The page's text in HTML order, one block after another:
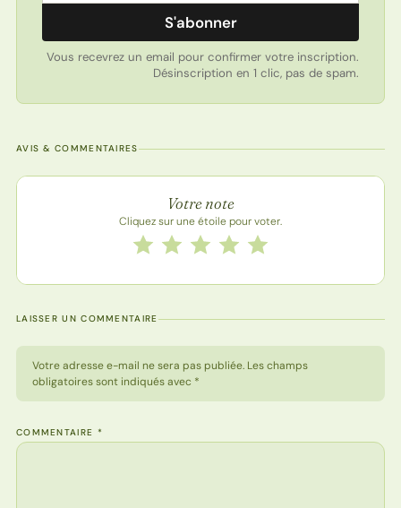
S'abonner
Vous recevrez un email pour confirmer votre inscription.
Désinscription en 1 clic, pas de spam.
AVIS & COMMENTAIRES
Note de la recette
Votre note
Cliquez sur une étoile pour voter.
Notez cette recette de 1 à 5 étoiles
5 étoiles
4 étoiles
3 étoiles
2 étoiles
1 étoile
LAISSER UN COMMENTAIRE
Votre adresse e-mail ne sera pas publiée. Les champs
obligatoires sont indiqués avec *
COMMENTAIRE *